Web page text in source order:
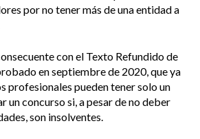
por no tener más de una entidad a
con el Texto Refundido de
en septiembre de 2020, que ya
profesionales pueden tener solo un
un concurso si, a pesar de no deber
son insolventes.